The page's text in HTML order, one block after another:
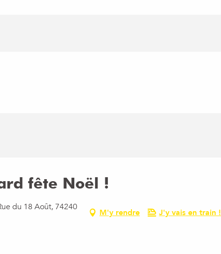
fête Noël !
du 18 Août, 74240
M'y rendre J'y vais en train !